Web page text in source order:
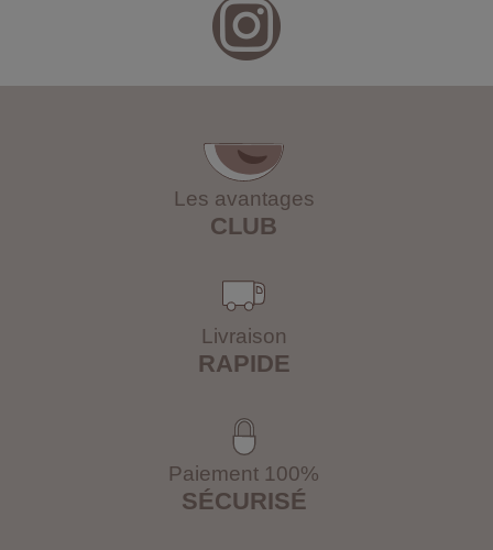
Les avantages
CLUB
Livraison
RAPIDE
Paiement 100%
SÉCURISÉ